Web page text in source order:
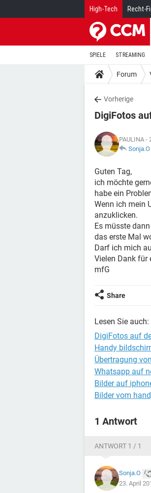
High-Tech Recht-
SPIELE STREAMING
Forum
Vorherige
DigiFotos
PAULINA -
Sonja.O
Guten Tag,
ich möchte
habe ein
Wenn ich mein
anzuklicken.
Es müsste
das erste Mal
Darf ich mich
Vielen Dank für
mfG
Share
Lesen Sie auch:
DigiFotos auf
Handy
Übertragung
Whatsapp auf
Bilder auf
Bilder vom
1 Antwort
ANTWORT 1 / 1
Sonja.O
23. April